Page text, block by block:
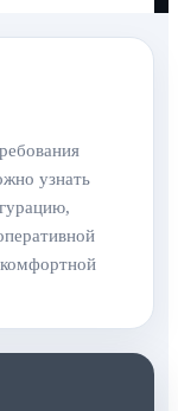
узнать